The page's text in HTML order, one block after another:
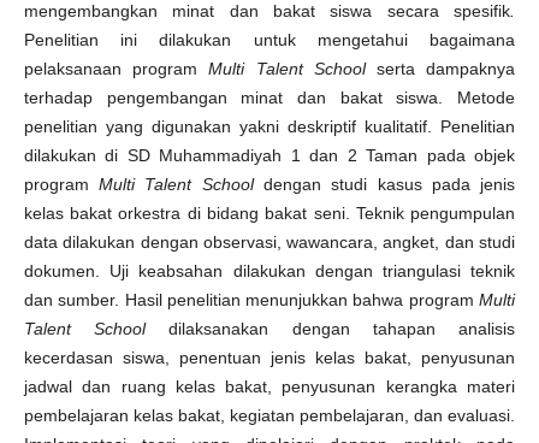
mengembangkan minat dan bakat siswa secara spesifik
Penelitian ini dilakukan untuk mengetahui bagaimana
pelaksanaan programMulti Talent School serta dampaknya
terhadap pengembangan minat dan bakat siswa. Metode
penelitian yang digunakan yakni deskriptif kualitatif. Penelitian
dilakukan di SD Muhammadiyah 1 dan 2 Taman pada objek
programMulti Talent Schooldengan studi kasus pada jenis
kelas bakat orkestra di bidang bakat seni. Teknik pengumpulan
data dilakukan dengan observasi, wawancara, angket, dan studi
dokumen. Uji keabsahan dilakukan dengan triangulasi teknik
dan sumber. Hasil penelitian menunjukkan bahwa programMulti
Talent Schooldilaksanakan dengan tahapan analisis
kecerdasan siswa, penentuan jenis kelas bakat, penyusunan
jadwal dan ruang kelas bakat, penyusunan kerangka materi
pembelajaran kelas bakat, kegiatan pembelajaran, dan evaluasi.